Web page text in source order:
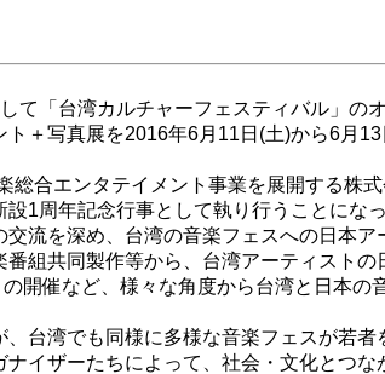
て「台湾カルチャーフェスティバル」の
＋写真展を2016年6月11日(土)から6月
合エンタテイメント事業を展開する株
1周年記念行事として執り行うことになっ
流を深め、台湾の音楽フェスへの日本ア
組共同製作等から、台湾アーティストの
開催など、様々な角度から台湾と日本の
台湾でも同様に多様な音楽フェスが若者
イザーたちによって、社会・文化とつな